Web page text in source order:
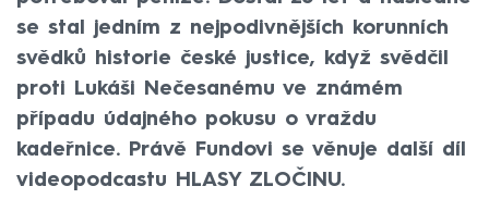
se stal jedním z nejpodivnějších korunních
svědků historie české justice, když svědčil
proti Lukáši Nečesanému ve známém
případu údajného pokusu o vraždu
kadeřnice. Právě Fundovi se věnuje další díl
videopodcastu HLASY ZLOČINU.